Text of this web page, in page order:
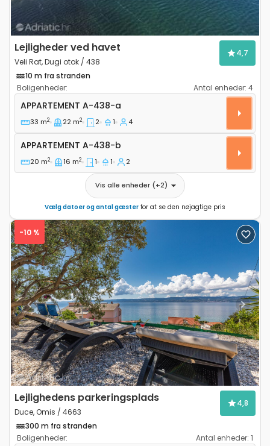
Lejligheder ved havet
Veli Rat, Dugi otok / 438
4,7
10 m fra stranden
Boligenheder:
Antal enheder: 4
Toværelses lejlighed Veli Rat, Dugi otok A-438-a
APPARTEMENT A-438-a
33 m2 22 m2 2 1 4
Appartement A-438-b
APPARTEMENT A-438-b
20 m2 16 m2 1 1 2
Vis alle enheder (+2)
Vælg datoer og antal gæster for at se den nøjagtige pris
Previous Next
-10 %
Lejlighedens parkeringsplads
Duce, Omis / 4663
4,8
300 m fra stranden
Boligenheder:
Antal enheder: 1